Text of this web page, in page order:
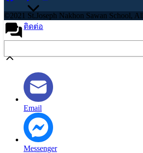
ติดต่อ
©2021 St.Joseph Nakhon Sawan School,
Email
Messenger